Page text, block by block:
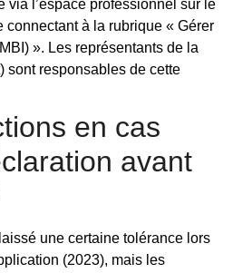
via l’espace professionnel sur le
connectant à la rubrique « Gérer
». Les représentants de la
sont responsables de cette
en cas
avant
une certaine tolérance lors
(2023), mais les